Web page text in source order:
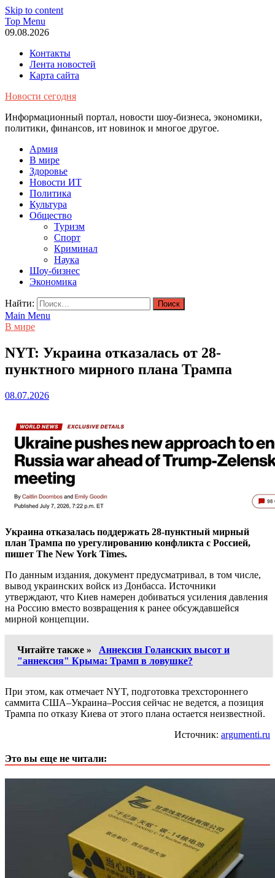
Skip to content
Top Menu
09.08.2026
Контакты
Лента новостей
Карта сайта
Новости сегодня
Информационный портал, новости шоу-бизнеса, экономики,
политики, финансов, ит новинок и многое другое.
Армия
В мире
Здоровье
Новости ИТ
Политика
Культура
Общество
Туризм
Спорт
Криминал
Наука
Шоу-бизнес
Экономика
Найти:
Main Menu
В мире
NYT: Украина отказалась от 28-
пунктного мирного плана Трампа
08.07.2026
Украина отказалась поддержать 28-пунктный мирный
план Трампа по урегулированию конфликта с Россией,
пишет The New York Times.
По данным издания, документ предусматривал, в том числе,
вывод украинских войск из Донбасса. Источники
утверждают, что Киев намерен добиваться усиления давления
на Россию вместо возвращения к ранее обсуждавшейся
мирной концепции.
Читайте также »
Аннексия Голанских высот и
"аннексия" Крыма: Трамп в ловушке?
При этом, как отмечает NYT, подготовка трехстороннего
саммита США–Украина–Россия сейчас не ведется, а позиция
Трампа по отказу Киева от этого плана остается неизвестной.
Источник: argumenti.ru
Это вы еще не читали: